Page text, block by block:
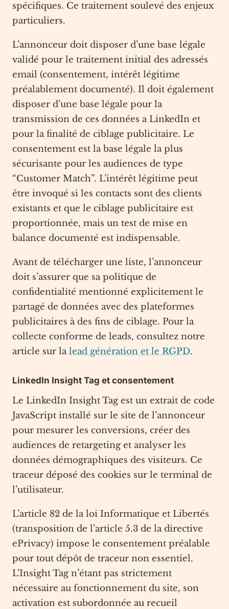
spécifiques. Ce traitement soulevé des enjeux
particuliers.
L’annonceur doit disposer d’une base légale
validé pour le traitement initial des adressés
email (consentement, intérêt légitime
préalablement documenté). Il doit également
disposer d’une base légale pour la
transmission de ces données a LinkedIn et
pour la finalité de ciblage publicitaire. Le
consentement est la base légale la plus
sécurisante pour les audiences de type
“Customer Match”. L’intérêt légitime peut
être invoqué si les contacts sont des clients
existants et que le ciblage publicitaire est
proportionnée, mais un test de mise en
balance documenté est indispensable.
Avant de télécharger une liste, l’annonceur
doit s’assurer que sa politique de
confidentialité mentionné explicitement le
partagé de données avec des plateformes
publicitaires à des fins de ciblage. Pour la
collecte conforme de leads, consultez notre
article sur lalead génération et le RGPD.
LinkedIn Insight Tag et consentement
Le LinkedIn Insight Tag est un extrait de code
JavaScript installé sur le site de l’annonceur
pour mesurer les conversions, créer des
audiences de retargeting et analyser les
données démographiques des visiteurs. Ce
traceur déposé des cookies sur le terminal de
l’utilisateur.
L’article 82 de la loi Informatique et Libertés
(transposition de l’article 5.3 de la directive
ePrivacy) impose le consentement préalable
pour tout dépôt de traceur non essentiel.
L’Insight Tag n’étant pas strictement
nécessaire au fonctionnement du site, son
activation est subordonnée au recueil